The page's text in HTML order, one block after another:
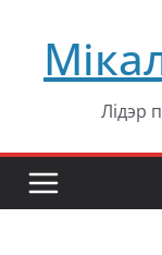
содержимому
Лідэр